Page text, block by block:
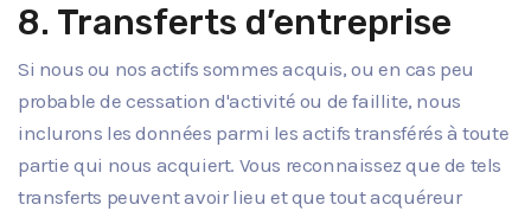
8. Transferts d’entreprise
Si nous ou nos actifs sommes acquis, ou en cas peu
probable de cessation d'activité ou de faillite, nous
inclurons les données parmi les actifs transférés à toute
partie qui nous acquiert. Vous reconnaissez que de tels
transferts peuvent avoir lieu et que tout acquéreur